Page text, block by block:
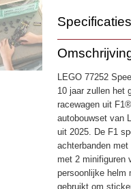
Specificaties
Productcode
EAN code
LEGO 77252
10 jaar zullen het
racewagen uit
autobouwset van
uit 2025. De F1
achterbanden
met 2 minifiguren
persoonlijke helm
gebruikt om